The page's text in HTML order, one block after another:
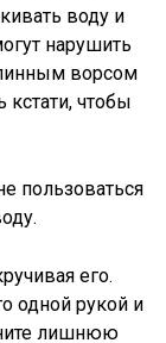
воду и
нарушить
ворсом
чтобы
пользоваться
его.
одной рукой и
лишнюю